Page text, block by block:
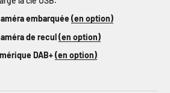
embarquée (en option)
de recul(en option)
DAB+(en option)